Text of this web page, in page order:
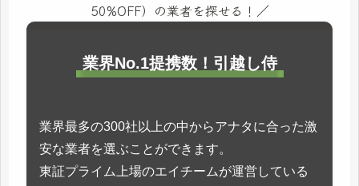
50%OFF）の業者を探せる！／
業界No.1提携数！引越し侍
業界最多の300社以上の中からアナタに合った激
安な業者を選ぶことができます。
東証プライム上場のエイチームが運営している